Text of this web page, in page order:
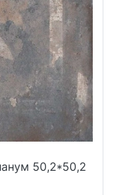
50,2*50,2